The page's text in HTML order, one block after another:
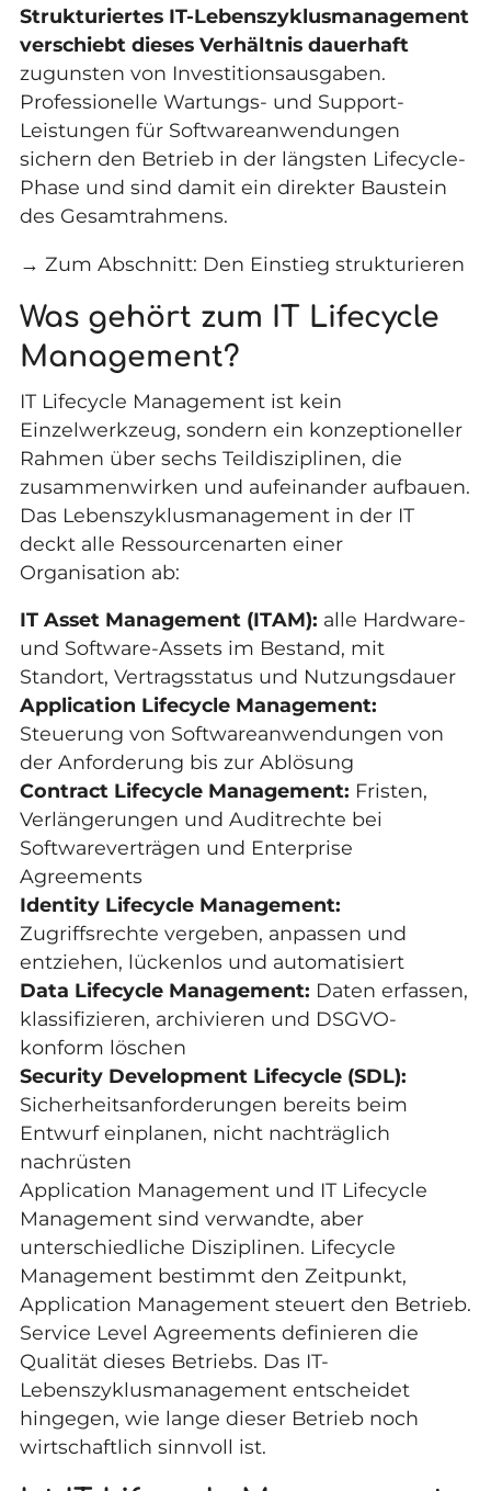
Strukturiertes IT-Lebenszyklusmanagement
verschiebt dieses Verhältnis dauerhaft
zugunsten von Investitionsausgaben.
Professionelle Wartungs- und Support-
Leistungen für Softwareanwendungen
sichern den Betrieb in der längsten Lifecycle-
Phase und sind damit ein direkter Baustein
des Gesamtrahmens.
→ Zum Abschnitt: Den Einstieg strukturieren
Was gehört zum IT Lifecycle
Management?
IT Lifecycle Management ist kein
Einzelwerkzeug, sondern ein konzeptioneller
Rahmen über sechs Teildisziplinen, die
zusammenwirken und aufeinander aufbauen.
Das Lebenszyklusmanagement in der IT
deckt alle Ressourcenarten einer
Organisation ab:
IT Asset Management (ITAM): alle Hardware-
und Software-Assets im Bestand, mit
Standort, Vertragsstatus und Nutzungsdauer
Application Lifecycle Management:
Steuerung von Softwareanwendungen von
der Anforderung bis zur Ablösung
Contract Lifecycle Management: Fristen,
Verlängerungen und Auditrechte bei
Softwareverträgen und Enterprise
Agreements
Identity Lifecycle Management:
Zugriffsrechte vergeben, anpassen und
entziehen, lückenlos und automatisiert
Data Lifecycle Management: Daten erfassen,
klassifizieren, archivieren und DSGVO-
konform löschen
Security Development Lifecycle (SDL):
Sicherheitsanforderungen bereits beim
Entwurf einplanen, nicht nachträglich
nachrüsten
Application Managementund IT Lifecycle
Management sind verwandte, aber
unterschiedliche Disziplinen. Lifecycle
Management bestimmt den Zeitpunkt,
Application Management steuert den Betrieb.
Service Level Agreements definieren die
Qualität dieses Betriebs. Das IT-
Lebenszyklusmanagement entscheidet
hingegen, wie lange dieser Betrieb noch
wirtschaftlich sinnvoll ist.